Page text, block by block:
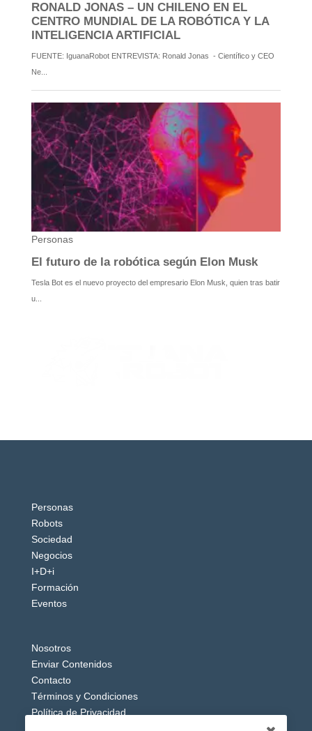
Personas
Robots
Sociedad
Negocios
I+D+i
Formación
Eventos
Nosotros
Enviar Contenidos
Contacto
Términos y Condiciones
Política de Privacidad